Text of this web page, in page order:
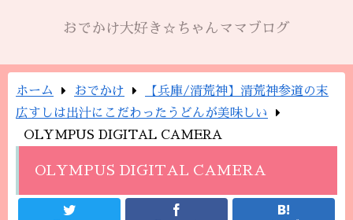
おでかけ大好き☆ちゃんママブログ
ホーム おでかけ
【兵庫/清荒神】清荒神参道の末
広すしは出汁にこだわったうどんが美味しい
OLYMPUS DIGITAL CAMERA
OLYMPUS DIGITAL CAMERA